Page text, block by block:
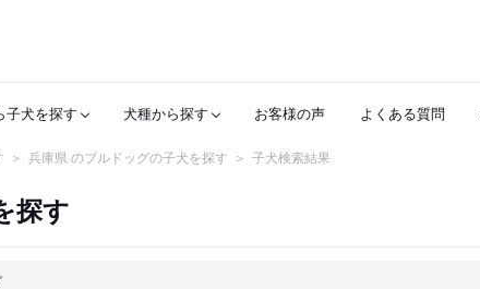
子犬を探す 犬種から探す お客様の声 よくある質問
兵庫県 のブルドッグの子犬を探す 子犬検索結果
探す